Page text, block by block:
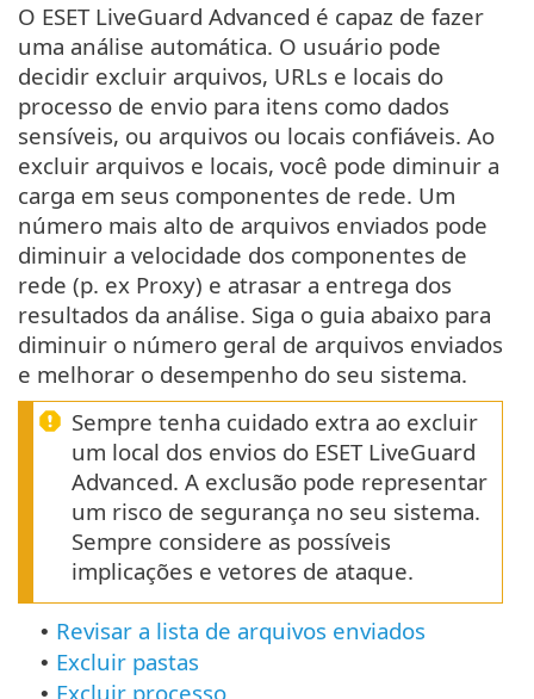
O ESET LiveGuard Advanced é capaz de fazer
uma análise automática. O usuário pode
decidir excluir arquivos, URLs e locais do
processo de envio para itens como dados
sensíveis, ou arquivos ou locais confiáveis. Ao
excluir arquivos e locais, você pode diminuir a
carga em seus componentes de rede. Um
número mais alto de arquivos enviados pode
diminuir a velocidade dos componentes de
rede (p. ex Proxy) e atrasar a entrega dos
resultados da análise. Siga o guia abaixo para
diminuir o número geral de arquivos enviados
e melhorar o desempenho do seu sistema.
Sempre tenha cuidado extra ao excluir
um local dos envios do ESET LiveGuard
Advanced. A exclusão pode representar
um risco de segurança no seu sistema.
Sempre considere as possíveis
implicações e vetores de ataque.
• Revisar a lista de arquivos enviados
• Excluir pastas
• Excluir processo